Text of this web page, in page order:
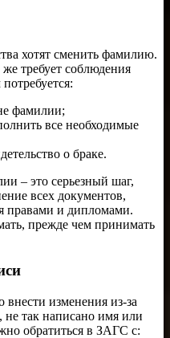
хотят сменить фамилию.
требует соблюдения
фамилии;
все необходимые
о браке.
– это серьезный шаг,
всех документов,
правами и дипломами.
прежде чем принимать
изменения из-за
так написано имя или
обратиться в ЗАГС с: